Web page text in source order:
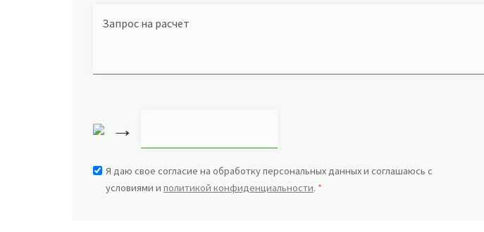
Запрос на расчет
→
Я даю свое согласие на обработку персональных данных и соглашаюсь с
условиями и политикой конфиденциальности. *